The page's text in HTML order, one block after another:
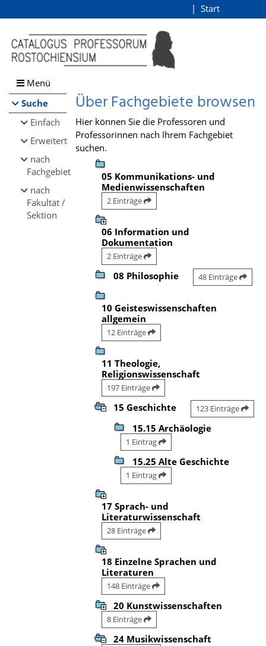
Browsen
direkt zum Inhalt
Start
Menü
Suche
Einfach
Erweitert
nach
Fachgebiet
nach
Fakultät /
Sektion
Über Fachgebiete browsen
Hier können Sie die Professoren und
Professorinnen nach Ihrem Fachgebiet
suchen.
05 Kommunikations- und
Medienwissenschaften
2 Einträge
06 Information und
Dokumentation
2 Einträge
08 Philosophie 48 Einträge
10 Geisteswissenschaften
allgemein
12 Einträge
11 Theologie,
Religionswissenschaft
197 Einträge
15 Geschichte 123 Einträge
15.15 Archäologie
1 Eintrag
15.25 Alte Geschichte
1 Eintrag
17 Sprach- und
Literaturwissenschaft
28 Einträge
18 Einzelne Sprachen und
Literaturen
148 Einträge
20 Kunstwissenschaften
8 Einträge
24 Musikwissenschaft